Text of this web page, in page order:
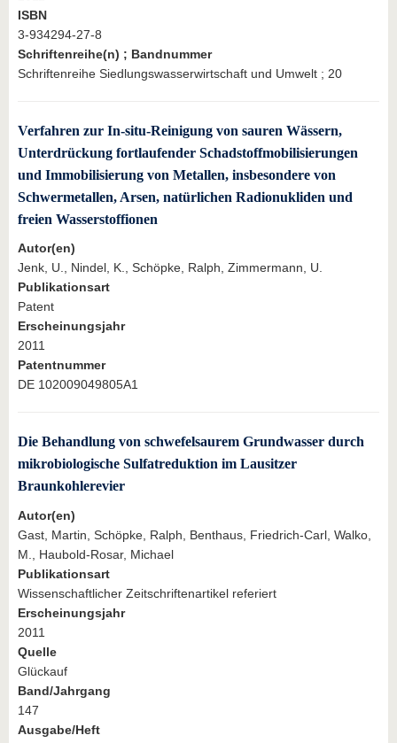
ISBN
3-934294-27-8
Schriftenreihe(n) ; Bandnummer
Schriftenreihe Siedlungswasserwirtschaft und Umwelt ; 20
Verfahren zur In-situ-Reinigung von sauren Wässern,
Unterdrückung fortlaufender Schadstoffmobilisierungen
und Immobilisierung von Metallen, insbesondere von
Schwermetallen, Arsen, natürlichen Radionukliden und
freien Wasserstoffionen
Autor(en)
Jenk, U., Nindel, K., Schöpke, Ralph, Zimmermann, U.
Publikationsart
Patent
Erscheinungsjahr
2011
Patentnummer
DE 102009049805A1
Die Behandlung von schwefelsaurem Grundwasser durch
mikrobiologische Sulfatreduktion im Lausitzer
Braunkohlerevier
Autor(en)
Gast, Martin, Schöpke, Ralph, Benthaus, Friedrich-Carl, Walko,
M., Haubold-Rosar, Michael
Publikationsart
Wissenschaftlicher Zeitschriftenartikel referiert
Erscheinungsjahr
2011
Quelle
Glückauf
Band/Jahrgang
147
Ausgabe/Heft